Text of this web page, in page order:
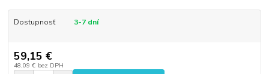
Dostupnosť 3-7 dní
59,15 €
48,09 € bez DPH